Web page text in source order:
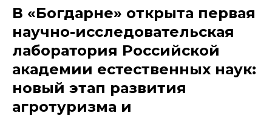
В «Богдарне» открыта первая
научно-исследовательская
лаборатория Российской
академии естественных наук:
новый этап развития
агротуризма и